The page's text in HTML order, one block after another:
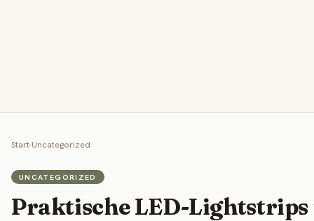
Start›Uncategorized
UNCATEGORIZED
Praktische LED-